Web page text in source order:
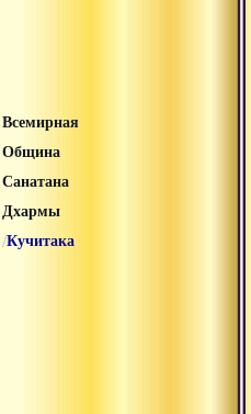
Всемирная
Община
Санатана
Дхармы
/Кучитака